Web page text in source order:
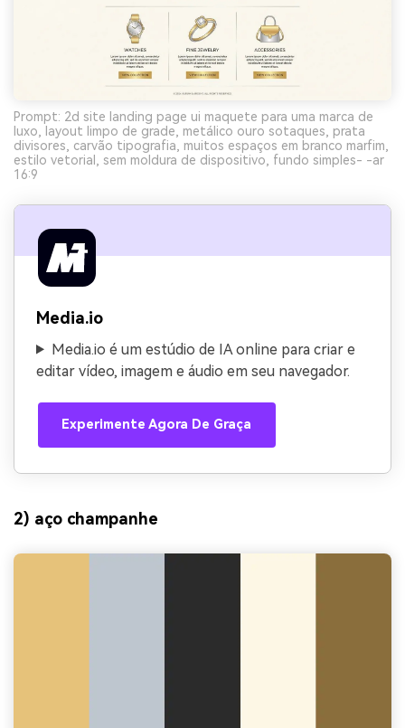
Prompt: 2d site landing page ui maquete para uma marca de
luxo, layout limpo de grade, metálico ouro sotaques, prata
divisores, carvão tipografia, muitos espaços em branco marfim,
estilo vetorial, sem moldura de dispositivo, fundo simples- -ar
16:9
Media.io
Media.io é um estúdio de IA online para criar e
editar vídeo, imagem e áudio em seu navegador.
Experimente Agora De Graça
2) aço champanhe